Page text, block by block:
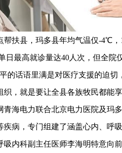
县，玛多县年均气温仅-4℃，
日最高就诊量达40人次，但全院
的话语里满是对医疗支援的迫
，就是要让全县各族牧民都能
电力联合北京电力医院及玛
病，专门组建了涵盖心内、呼
科副主任医师李海明特意向